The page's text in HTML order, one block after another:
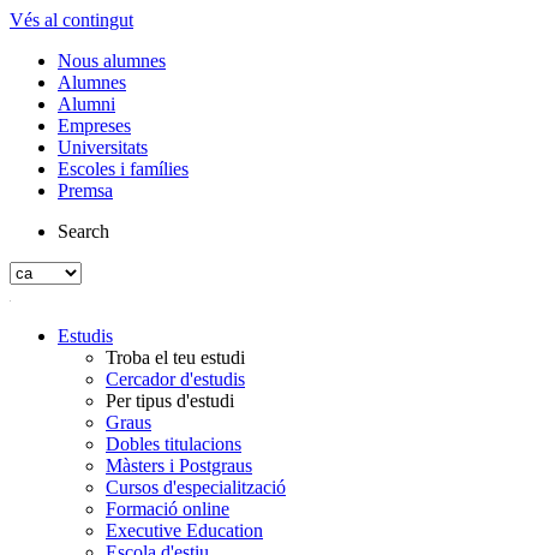
Vés al contingut
Nous alumnes
Alumnes
Alumni
Empreses
Universitats
Escoles i famílies
Premsa
Search
Estudis
Troba el teu estudi
Cercador d'estudis
Per tipus d'estudi
Graus
Dobles titulacions
Màsters i Postgraus
Cursos d'especialització
Formació online
Executive Education